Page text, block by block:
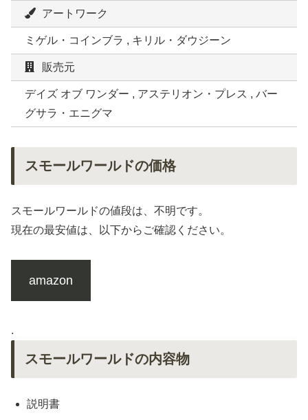
アートワーク
ミゲル・コインブラ , キリル・ダウジーン
販売元
デイズ オブ ワンダー , アステリオン・プレス , バー
グサラ・エニグマ
スモールワールドの価格
スモールワールドの値段は、不明です。
現在の最安値は、以下からご確認ください。
amazon
.
スモールワールドの内容物
説明書